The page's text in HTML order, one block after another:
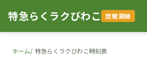
特急らくラクびわこ 琵琶湖線
ホーム 特急らくラクびわこ時刻表